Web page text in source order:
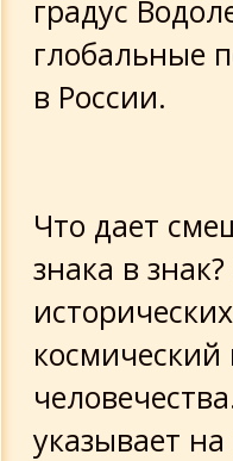
градус
глобальные
в России.
Что дает
знака в
указывает